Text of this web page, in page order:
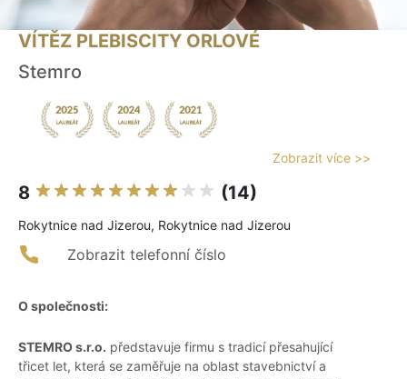
VÍTĚZ PLEBISCITY ORLOVÉ
Stemro
Zobrazit více >>
8 (14)
Rokytnice nad Jizerou, Rokytnice nad Jizerou
Zobrazit telefonní číslo
O společnosti:
STEMRO s.r.o. představuje firmu s tradicí přesahující
třicet let, která se zaměřuje na oblast stavebnictví a